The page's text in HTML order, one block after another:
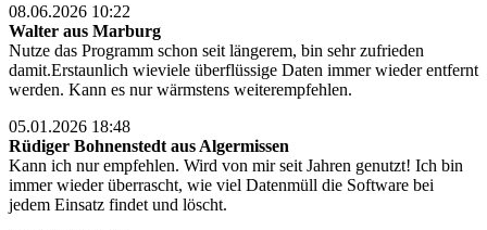
08.06.2026 10:22
Walter aus Marburg
Nutze das Programm schon seit längerem, bin sehr zufrieden
damit.Erstaunlich wieviele überflüssige Daten immer wieder entfernt
werden. Kann es nur wärmstens weiterempfehlen.
05.01.2026 18:48
Rüdiger Bohnenstedt aus Algermissen
Kann ich nur empfehlen. Wird von mir seit Jahren genutzt! Ich bin
immer wieder überrascht, wie viel Datenmüll die Software bei
jedem Einsatz findet und löscht.